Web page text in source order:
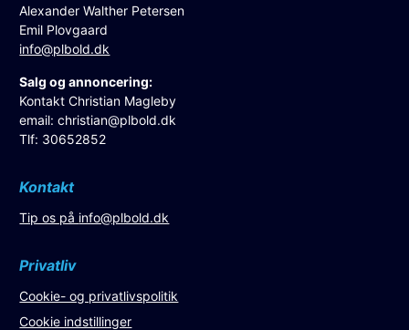
Alexander Walther Petersen
Emil Plovgaard
info@plbold.dk
Salg og annoncering:
Kontakt Christian Magleby
email:christian@plbold.dk
Tlf: 30652852
Kontakt
Tip os på info@plbold.dk
Privatliv
Cookie- og privatlivspolitik
Cookie indstillinger